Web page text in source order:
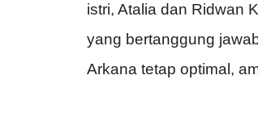
istri, Atalia dan Ridwan
yang bertanggung
Arkana tetap optimal,